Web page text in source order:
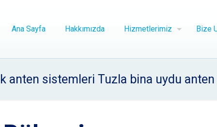
Ana Sayfa Hakkımızda Hizmetlerimiz Bize
anten sistemleri Tuzla bina uydu